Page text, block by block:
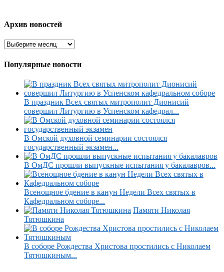
Архив новостей
Популярные новости
В праздник Всех святых митрополит Дионисий
совершил Литургию в Успенском кафедрал...
В Омской духовной семинарии состоялся
государственный экзамен...
В ОмДС прошли выпускные испытания у бакалавров...
Всенощное бдение в канун Недели Всех святых в
Кафедральном соборе...
Памяти Николая
Тятюшкина
В соборе Рождества Христова простились с Николаем
Тятюшкиным...